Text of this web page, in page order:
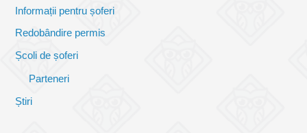
Informații pentru șoferi
Redobândire permis
Școli de șoferi
Parteneri
Știri